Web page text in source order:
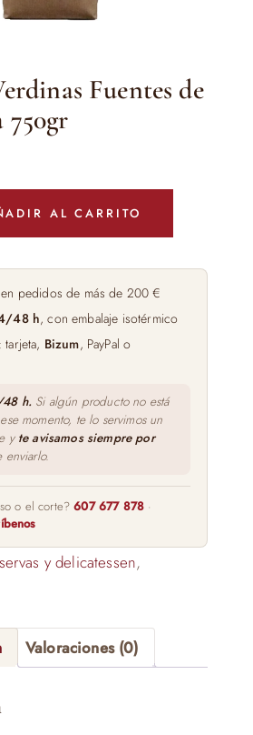
Fuentes de
AL CARRITO
en pedidos de más de 200 €
48 h, con embalaje isotérmico
Bizum, PayPal o
h. Si algún producto no está
momento, te lo servimos un
y te avisamos siempre por
o el corte?607 677 878 ·
y delicatessen,
Valoraciones (0)